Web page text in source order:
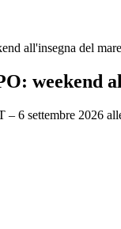
all'insegna del mare
weekend
– 6 settembre 2026